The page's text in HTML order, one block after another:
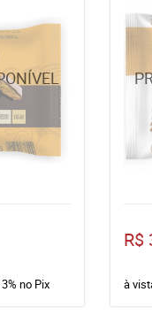
3% no Pix
R$
à